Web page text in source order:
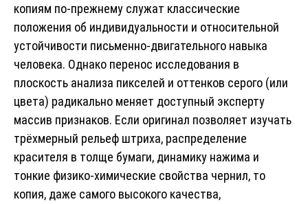
копиям по-прежнему служат классические
положения об индивидуальности и относительной
устойчивости письменно-двигательного навыка
человека. Однако перенос исследования в
плоскость анализа пикселей и оттенков серого (или
цвета) радикально меняет доступный эксперту
массив признаков. Если оригинал позволяет изучать
трёхмерный рельеф штриха, распределение
красителя в толще бумаги, динамику нажима и
тонкие физико-химические свойства чернил, то
копия, даже самого высокого качества,